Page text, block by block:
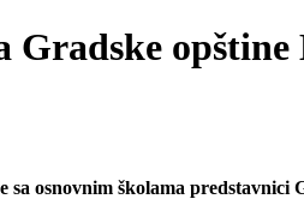
Gradske
sa osnovnim školama predstavnici